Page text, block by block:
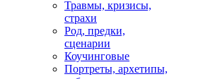
Травмы, кризисы,
страхи
Род, предки,
сценарии
Коучинговые
Портреты, архетипы,